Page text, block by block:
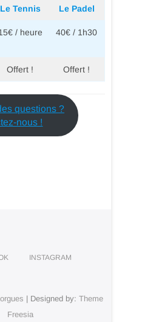
Le Tennis Le Padel
/ heure 40€ / 1h30
Offert ! Offert !
questions ?
nous !
INSTAGRAM
| Designed by: Theme
Freesia